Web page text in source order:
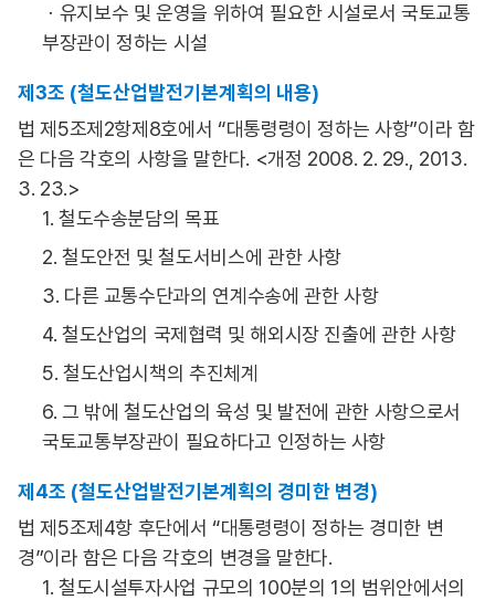
ㆍ유지보수 및 운영을 위하여 필요한 시설로서 국토교통
부장관이 정하는 시설
제3조 (철도산업발전기본계획의 내용)
법 제5조제2항제8호에서 “대통령령이 정하는 사항”이라 함
은 다음 각호의 사항을 말한다. <개정 2008. 2. 29., 2013.
3. 23.>
1. 철도수송분담의 목표
2. 철도안전 및 철도서비스에 관한 사항
3. 다른 교통수단과의 연계수송에 관한 사항
4. 철도산업의 국제협력 및 해외시장 진출에 관한 사항
5. 철도산업시책의 추진체계
6. 그 밖에 철도산업의 육성 및 발전에 관한 사항으로서
국토교통부장관이 필요하다고 인정하는 사항
제4조 (철도산업발전기본계획의 경미한 변경)
법 제5조제4항 후단에서 “대통령령이 정하는 경미한 변
경”이라 함은 다음 각호의 변경을 말한다.
1. 철도시설투자사업 규모의 100분의 1의 범위안에서의